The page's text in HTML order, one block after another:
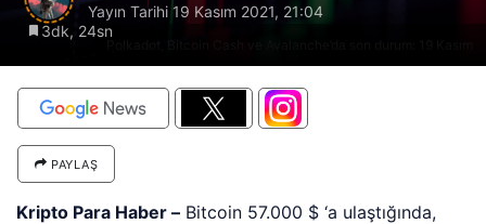
Yayın Tarihi 19 Kasım 2021, 21:04
3dk, 24sn
PAYLAŞ
Kripto Para Haber – Bitcoin 57.000 $ ‘a ulaştığında,